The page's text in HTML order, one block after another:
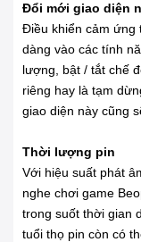
Đổi mới giao diện
Điều khiển cảm ứng
dàng vào các tính
lượng, bật / tắt chế
riêng hay là tạm
giao diện này cũng
Thời lượng pin
Với hiệu suất phát
nghe chơi game
trong suốt thời gian
tuổi thọ pin còn có